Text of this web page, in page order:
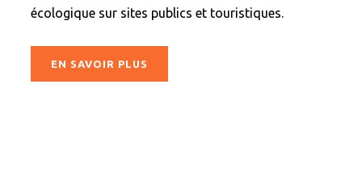
écologique sur sites publics et touristiques.
EN SAVOIR PLUS